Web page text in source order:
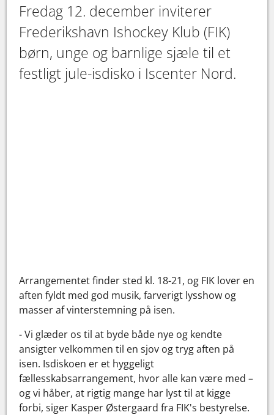
Fredag 12. december inviterer
Frederikshavn Ishockey Klub (FIK)
børn, unge og barnlige sjæle til et
festligt jule-isdisko i Iscenter Nord.
Arrangementet finder sted kl. 18-21, og FIK lover en
aften fyldt med god musik, farverigt lysshow og
masser af vinterstemning på isen.
- Vi glæder os til at byde både nye og kendte
ansigter velkommen til en sjov og tryg aften på
isen. Isdiskoen er et hyggeligt
fællesskabsarrangement, hvor alle kan være med –
og vi håber, at rigtig mange har lyst til at kigge
forbi, siger Kasper Østergaard fra FIK's bestyrelse.